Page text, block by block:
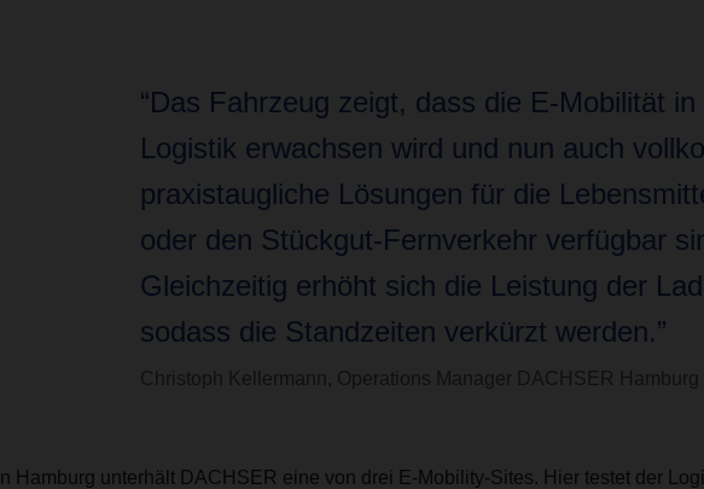
“Das Fahrzeug zeigt, dass die E-Mobilität in
Logistik erwachsen wird und nun auch
praxistaugliche Lösungen für die
oder den Stückgut-Fernverkehr verfügbar
Gleichzeitig erhöht sich die Leistung der
sodass die Standzeiten verkürzt werden.”
Christoph Kellermann, Operations Manager DACHSER Hamburg
In Hamburg unterhält DACHSER eine von drei E-Mobility-Sites. Hier testet der